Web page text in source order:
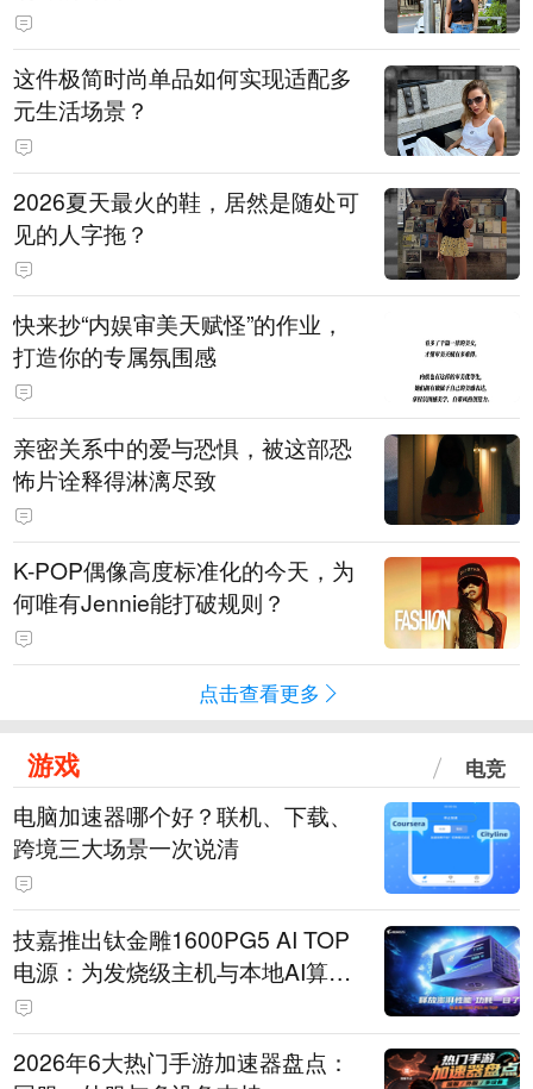
这件极简时尚单品如何实现适配多
元生活场景？
2026夏天最火的鞋，居然是随处可
见的人字拖？
快来抄“内娱审美天赋怪”的作业，
打造你的专属氛围感
亲密关系中的爱与恐惧，被这部恐
怖片诠释得淋漓尽致
K-POP偶像高度标准化的今天，为
何唯有Jennie能打破规则？
点击查看更多
游戏 电竞
电脑加速器哪个好？联机、下载、
跨境三大场景一次说清
技嘉推出钛金雕1600PG5 AI TOP
电源：为发烧级主机与本地AI算力
打造旗舰供电方案
2026年6大热门手游加速器盘点：